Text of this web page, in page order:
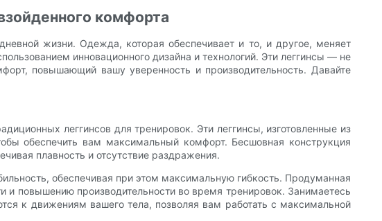
комфорта
жизни. Одежда, которая обеспечивает и то, и другое, меняет
инновационного дизайна и технологий. Эти леггинсы — не
повышающий вашу уверенность и производительность. Давайте
леггинсов для тренировок. Эти леггинсы, изготовленные из
обеспечить вам максимальный комфорт. Бесшовная конструкция
плавность и отсутствие раздражения.
обеспечивая при этом максимальную гибкость. Продуманная
повышению производительности во время тренировок. Занимаетесь
к движениям вашего тела, позволяя вам работать с максимальной